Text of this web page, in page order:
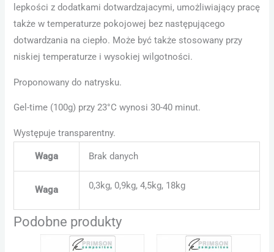
lepkości z dodatkami dotwardzajacymi, umożliwiający pracę
także w temperaturze pokojowej bez następującego
dotwardzania na ciepło. Może być także stosowany przy
niskiej temperaturze i wysokiej wilgotności.
Proponowany do natrysku.
Gel-time (100g) przy 23°C wynosi 30-40 minut.
Występuje transparentny.
Waga Brak danych
Waga 0,3kg, 0,9kg, 4,5kg, 18kg
Podobne produkty
Ten Ten